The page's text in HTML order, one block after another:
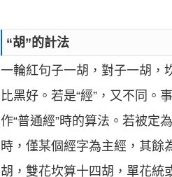
“胡”的計法
一輪紅句子一胡，對子一胡，
比黑好。若是“經”，又不同。
作“普通經”時的算法。若被定
時，僅某個經字為主經，其餘
胡，雙花坎算十四胡，單花統